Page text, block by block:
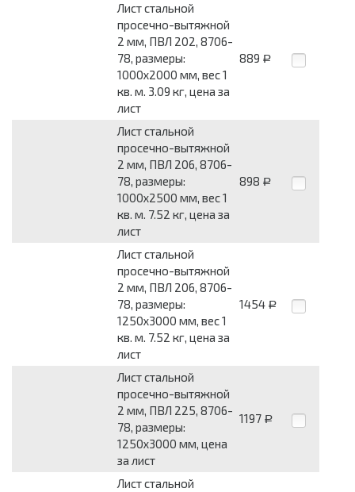
Лист стальной
просечно-вытяжной
2 мм, ПВЛ 202, 8706-
78, размеры:
1000x2000 мм, вес 1
кв. м. 3.09 кг, цена за
лист
889 Р
Лист стальной
просечно-вытяжной
2 мм, ПВЛ 206, 8706-
78, размеры:
1000x2500 мм, вес 1
кв. м. 7.52 кг, цена за
лист
898 Р
Лист стальной
просечно-вытяжной
2 мм, ПВЛ 206, 8706-
78, размеры:
1250x3000 мм, вес 1
кв. м. 7.52 кг, цена за
лист
1454 Р
Лист стальной
просечно-вытяжной
2 мм, ПВЛ 225, 8706-
78, размеры:
1250x3000 мм, цена
за лист
1197 Р
Лист стальной